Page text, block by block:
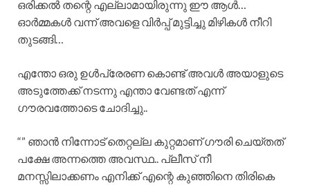
ഒരിക്കൽ തന്റെ എല്ലാമായിരുന്നു ഈ ആൾ…
ഓർമ്മകൾ വന്ന് അവളെ വിർപ്പ് മുട്ടിച്ചു മിഴികൾ നീറി
തുടങ്ങി…
എന്തോ ഒരു ഉൾപ്രേരണ കൊണ്ട് അവൾ അയാളുടെ
അടുത്തേക്ക് നടന്നു എന്താ വേണ്ടത് എന്ന്
ഗൗരവത്തോടെ ചോദിച്ചു..
“” ഞാൻ നിന്നോട് തെറ്റല്ല കുറ്റമാണ് ഗൗരി ചെയ്തത്
പക്ഷേ അന്നത്തെ അവസ്ഥ.. പ്ലീസ് നീ
മനസ്സിലാക്കണം എനിക്ക് എന്റെ കുഞ്ഞിനെ തിരികെ